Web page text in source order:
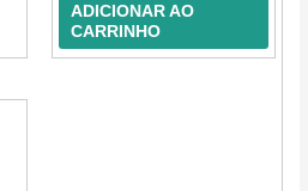
ADICIONAR AO
CARRINHO